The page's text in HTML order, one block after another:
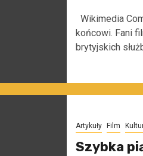
Wikimedia
końcowi. Fani
brytyjskich
Artykuły Film
Szybka